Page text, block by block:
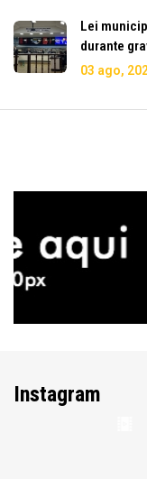
Lei
durante
03 ago,
Instagram